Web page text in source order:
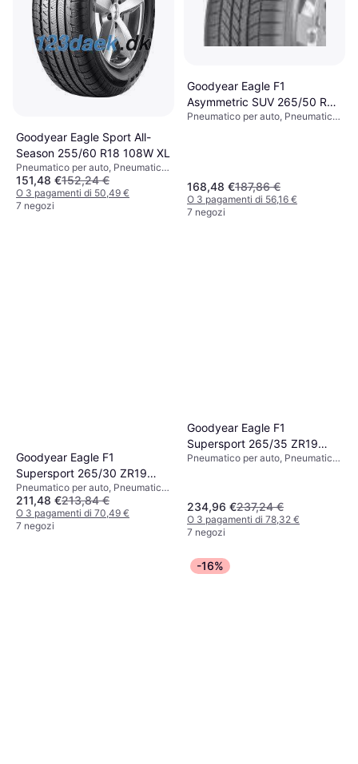
Goodyear Eagle Sport All-
Season 255/60 R18 108W XL
Pneumatico per auto, Pneumatici
estivi, Pneumatici 4 stagioni, No,
SUV, Auto Passeggeri, Profilo 45
%, 50 %, 60 %, Indice di Velocità Y
151,48 €152,24 €
O 3 pagamenti di 50,49 €
7 negozi
Goodyear Eagle F1
Asymmetric SUV 265/50 R
19 110Y XL
Pneumatico per auto, Pneumatici
168,48 €187,86 €
O 3 pagamenti di 56,16 €
7 negozi
Goodyear Eagle F1
Supersport 265/30 ZR19
93Y XL
Pneumatico per auto, Pneumatici
estivi, No, Profilo 30 %, Indice di
Velocità Y (300 km/h)
211,48 €213,84 €
O 3 pagamenti di 70,49 €
7 negozi
Goodyear Eagle F1
Supersport 265/35 ZR19
98Y
Pneumatico per auto, Pneumatici
234,96 €237,24 €
O 3 pagamenti di 78,32 €
7 negozi
-16%